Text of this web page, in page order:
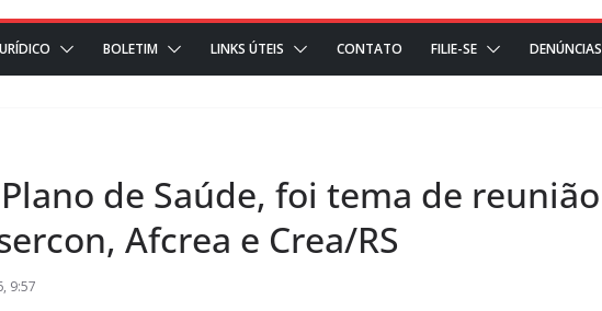
BOLETIM LINKS ÚTEIS CONTATO FILIE-SE DENÚNCIAS
de Saúde, foi tema de reunião
Afcrea e Crea/RS
9:57